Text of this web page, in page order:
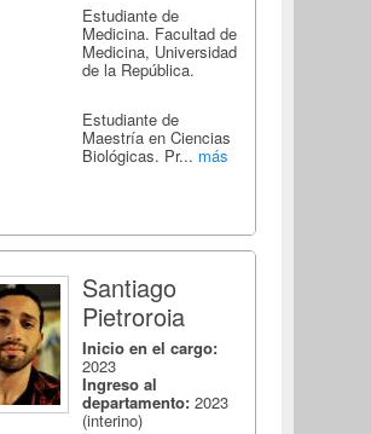
Estudiante de
Medicina. Facultad de
Medicina, Universidad
de la República.
Estudiante de
Maestría en Ciencias
Biológicas. Pr... más
Santiago
Pietroroia
Inicio en el cargo:
2023
Ingreso al
departamento: 2023
(interino)